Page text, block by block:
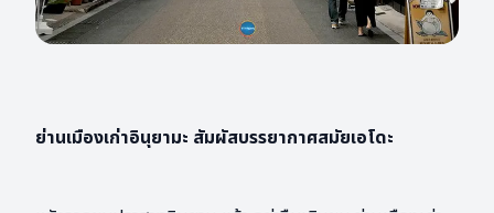
ย่านเมืองเก่าอินุยามะ สัมผัสบรรยากาศสมัยเอโดะ